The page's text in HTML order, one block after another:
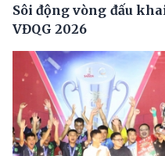
Sôi động vòng đấu
VĐQG 2026